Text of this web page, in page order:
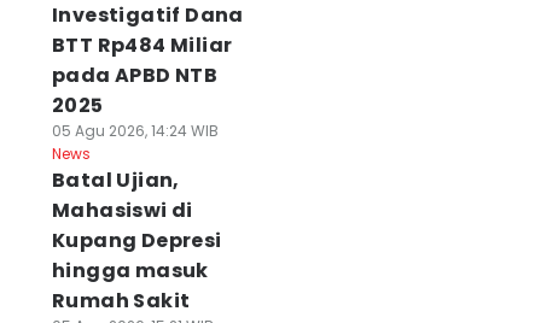
Investigatif Dana
BTT Rp484 Miliar
pada APBD NTB
2025
05 Agu 2026, 14:24 WIB
News
Batal Ujian,
Mahasiswi di
Kupang Depresi
hingga masuk
Rumah Sakit